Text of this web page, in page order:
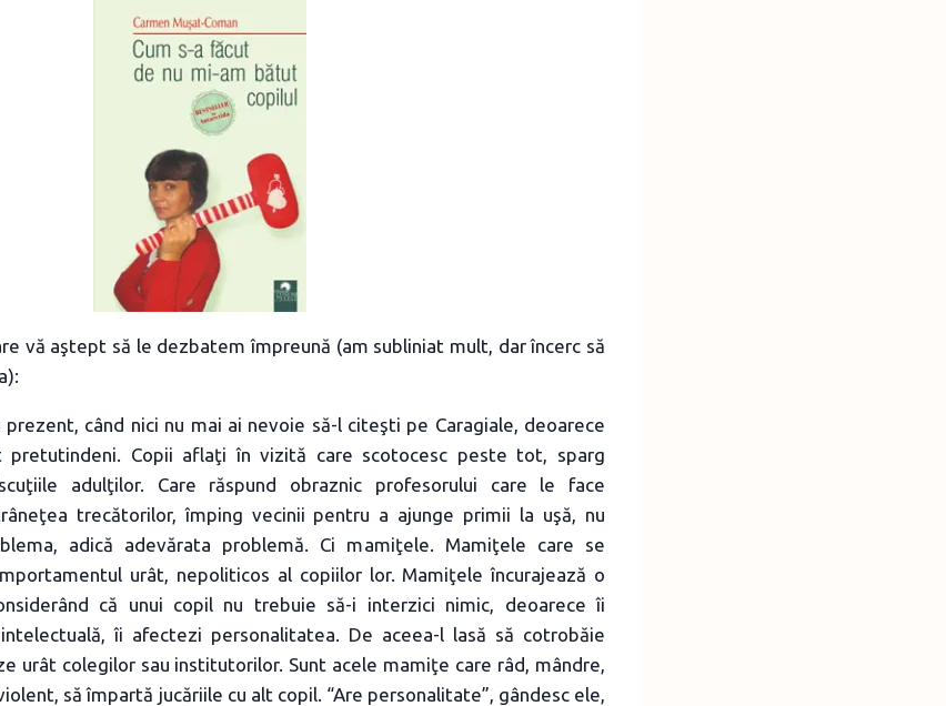
vă aştept să le dezbatem împreună (am subliniat mult, dar încerc să
când nici nu mai ai nevoie să-l citeşti pe Caragiale, deoarece
pretutindeni. Copii aflaţi în vizită care scotocesc peste tot, sparg
adulţilor. Care răspund obraznic profesorului care le face
trecătorilor, împing vecinii pentru a ajunge primii la uşă, nu
adică adevărata problemă. Ci mamiţele. Mamiţele care se
urât, nepoliticos al copiilor lor. Mamiţele încurajează o
că unui copil nu trebuie să-i interzici nimic, deoarece îi
îi afectezi personalitatea. De aceea-l lasă să cotrobăie
urât colegilor sau institutorilor. Sunt acele mamiţe care râd, mândre,
să împartă jucăriile cu alt copil. “Are personalitate”, gândesc ele,